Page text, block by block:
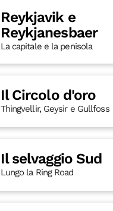
Reykjavik e
Reykjanesbaer
La capitale e la penisola
Il Circolo d'oro
Thingvellir, Geysir e Gullfoss
Il selvaggio Sud
Lungo la Ring Road